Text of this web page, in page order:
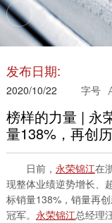
发布日期:
2020/10/22 字号
榜样的力量 | 永
量138%，再创
日前， 永荣锦江在
现整体业绩逆势增长、
标销量138%，销量再
冠军。 永荣锦江总经理